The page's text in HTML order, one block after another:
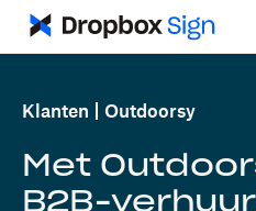
Klanten Outdoorsy
Met
B2B-